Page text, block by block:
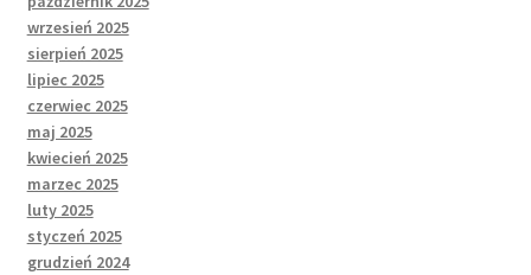
wrzesień 2025
sierpień 2025
lipiec 2025
czerwiec 2025
maj 2025
kwiecień 2025
marzec 2025
luty 2025
styczeń 2025
grudzień 2024